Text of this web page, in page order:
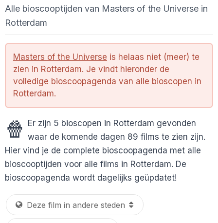
Alle bioscooptijden van Masters of the Universe in
Rotterdam
Masters of the Universe is helaas niet (meer) te
zien in Rotterdam. Je vindt hieronder de
volledige bioscoopagenda van alle bioscopen in
Rotterdam.
🍿 Er zijn 5 bioscopen in Rotterdam gevonden
waar de komende dagen 89 films te zien zijn.
Hier vind je de complete bioscoopagenda met alle
bioscooptijden voor alle films in Rotterdam. De
bioscoopagenda wordt dagelijks geüpdatet!